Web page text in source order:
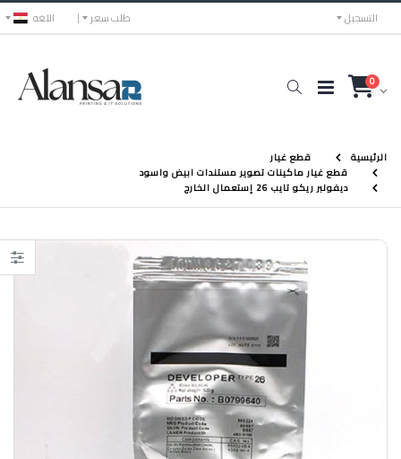
اللغه طلب سعر التسجيل
0
الرئيسية
قطع غيار
قطع غيار ماكينات تصوير مستندات ابيض واسود
ديفولبر ريكو تايب 26 إستعمال الخارج